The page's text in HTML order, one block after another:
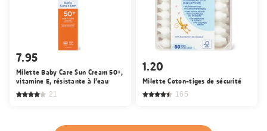
7.95
Milette Baby Care Sun Cream 50+,
vitamine E, résistante à l’eau
21
1.20
Milette Coton-tiges de sécurité
165